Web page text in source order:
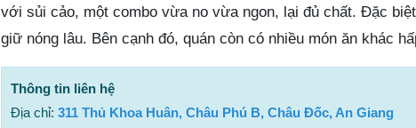
với sủi cảo, một combo vừa no vừa ngon, lại đủ chất. Đặc
giữ nóng lâu. Bên cạnh đó, quán còn có nhiều món ăn khác
Thông tin liên hệ
Địa chỉ: 311 Thủ Khoa Huân, Châu Phú B, Châu Đốc, An Giang